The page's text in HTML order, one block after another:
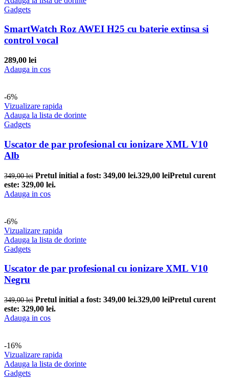
Gadgets
SmartWatch Roz AWEI H25 cu baterie extinsa si
control vocal
289,00 lei
Adauga in cos
-6%
Vizualizare rapida
Adauga la lista de dorinte
Gadgets
Uscator de par profesional cu ionizare XML V10
Alb
349,00lei Pretul initial a fost: 349,00 lei.329,00 leiPretul curent
este: 329,00 lei.
Adauga in cos
-6%
Vizualizare rapida
Adauga la lista de dorinte
Gadgets
Uscator de par profesional cu ionizare XML V10
Negru
349,00lei Pretul initial a fost: 349,00 lei.329,00 leiPretul curent
este: 329,00 lei.
Adauga in cos
-16%
Vizualizare rapida
Adauga la lista de dorinte
Gadgets